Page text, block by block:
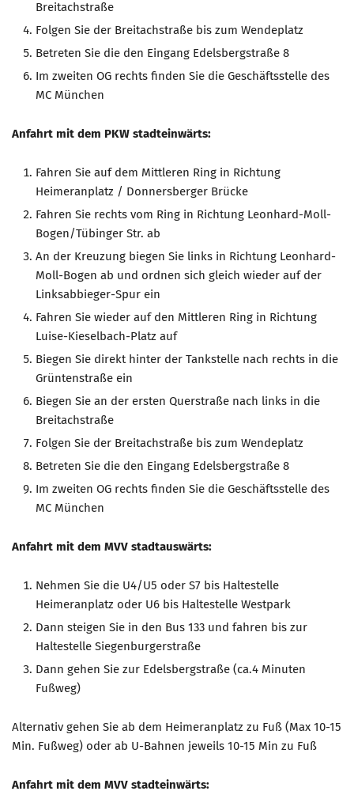
Breitachstraße
Folgen Sie der Breitachstraße bis zum Wendeplatz
Betreten Sie die den Eingang Edelsbergstraße 8
Im zweiten OG rechts finden Sie die Geschäftsstelle des
MC München
Anfahrt mit dem PKW stadteinwärts:
Fahren Sie auf dem Mittleren Ring in Richtung
Heimeranplatz / Donnersberger Brücke
Fahren Sie rechts vom Ring in Richtung Leonhard-Moll-
Bogen/Tübinger Str. ab
An der Kreuzung biegen Sie links in Richtung Leonhard-
Moll-Bogen ab und ordnen sich gleich wieder auf der
Linksabbieger-Spur ein
Fahren Sie wieder auf den Mittleren Ring in Richtung
Luise-Kieselbach-Platz auf
Biegen Sie direkt hinter der Tankstelle nach rechts in die
Grüntenstraße ein
Biegen Sie an der ersten Querstraße nach links in die
Breitachstraße
Folgen Sie der Breitachstraße bis zum Wendeplatz
Betreten Sie die den Eingang Edelsbergstraße 8
Im zweiten OG rechts finden Sie die Geschäftsstelle des
MC München
Anfahrt mit dem MVV stadtauswärts:
Nehmen Sie die U4/U5 oder S7 bis Haltestelle
Heimeranplatz oder U6 bis Haltestelle Westpark
Dann steigen Sie in den Bus 133 und fahren bis zur
Haltestelle Siegenburgerstraße
Dann gehen Sie zur Edelsbergstraße (ca.4 Minuten
Fußweg)
Alternativ gehen Sie ab dem Heimeranplatz zu Fuß (Max 10-15
Min. Fußweg) oder ab U-Bahnen jeweils 10-15 Min zu Fuß
Anfahrt mit dem MVV stadteinwärts: